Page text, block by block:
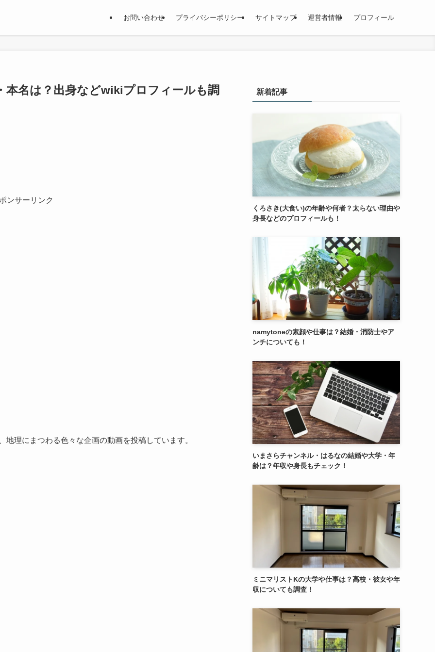
お問い合わせ プライバシーポリシー サイトマップ 運営者情報 プロフィール
本名は？出身などwikiプロフィールも調
ンサーリンク
理にまつわる色々な企画の動画を投稿しています。
新着記事
くろさき(大食い)の年齢や何者？太らない理由や
身長などのプロフィールも！
namytoneの素顔や仕事は？結婚・消防士やア
ンチについても！
いまさらチャンネル・はるなの結婚や大学・年
齢は？年収や身長もチェック！
ミニマリストKの大学や仕事は？高校・彼女や年
収についても調査！